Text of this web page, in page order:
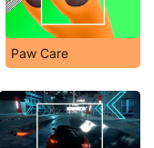
Paw Care